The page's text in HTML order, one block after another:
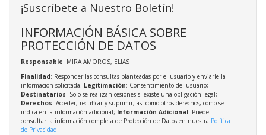
¡Suscríbete a Nuestro Boletín!
INFORMACIÓN BÁSICA SOBRE
PROTECCIÓN DE DATOS
Responsable: MIRA AMOROS, ELIAS
Finalidad: Responder las consultas planteadas por el usuario y enviarle la
información solicitada; Legitimación: Consentimiento del usuario;
Destinatarios: Solo se realizan cesiones si existe una obligación legal;
Derechos: Acceder, rectificar y suprimir, así como otros derechos, como se
indica en la información adicional; Información Adicional: Puede
consultar la información completa de Protección de Datos en nuestra Política
de Privacidad.